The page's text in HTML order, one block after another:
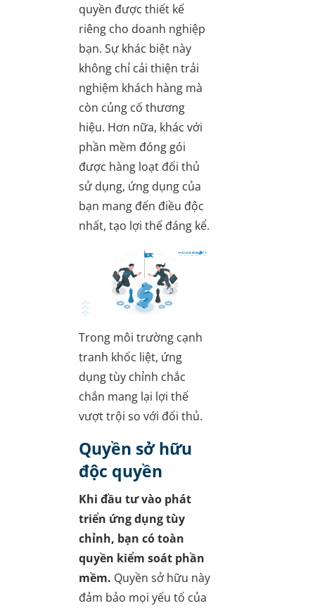
quyền được thiết kế
riêng cho doanh nghiệp
bạn. Sự khác biệt này
không chỉ cải thiện trải
nghiệm khách hàng mà
còn củng cố thương
hiệu. Hơn nữa, khác với
phần mềm đóng gói
được hàng loạt đối thủ
sử dụng, ứng dụng của
bạn mang đến điều độc
nhất, tạo lợi thế đáng kể.
Trong môi trường cạnh
tranh khốc liệt, ứng
dụng tùy chỉnh chắc
chắn mang lại lợi thế
vượt trội so với đối thủ.
Quyền sở hữu
độc quyền
Khi đầu tư vào phát
triển ứng dụng tùy
chỉnh, bạn có toàn
quyền kiểm soát phần
mềm. Quyền sở hữu này
đảm bảo mọi yếu tố của